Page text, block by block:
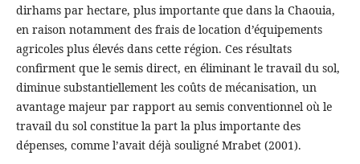
dirhams par hectare, plus importante que dans la Chaouia,
en raison notamment des frais de location d’équipements
agricoles plus élevés dans cette région. Ces résultats
confirment que le semis direct, en éliminant le travail du sol,
diminue substantiellement les coûts de mécanisation, un
avantage majeur par rapport au semis conventionnel où le
travail du sol constitue la part la plus importante des
dépenses, comme l’avait déjà souligné Mrabet (2001).